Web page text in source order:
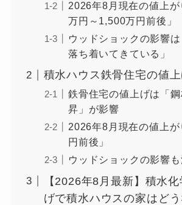
2026年8月現在の値上
万円～1,500万円前後」
ウッドショックの影響
落ち着いてきている」
積水ハウス鉄骨住宅の値
鉄骨住宅の値上げは「
昇」が影響
2026年8月現在の値上
円前後」
ウッドショックの影響
【2026年8月最新】積水
げで積水ハウスの家はどう